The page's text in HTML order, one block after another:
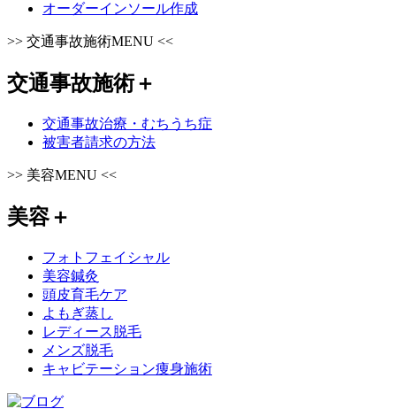
オーダーインソール作成
>> 交通事故施術MENU <<
交通事故施術＋
交通事故治療・むちうち症
被害者請求の方法
>> 美容MENU <<
美容＋
フォトフェイシャル
美容鍼灸
頭皮育毛ケア
よもぎ蒸し
レディース脱毛
メンズ脱毛
キャビテーション痩身施術